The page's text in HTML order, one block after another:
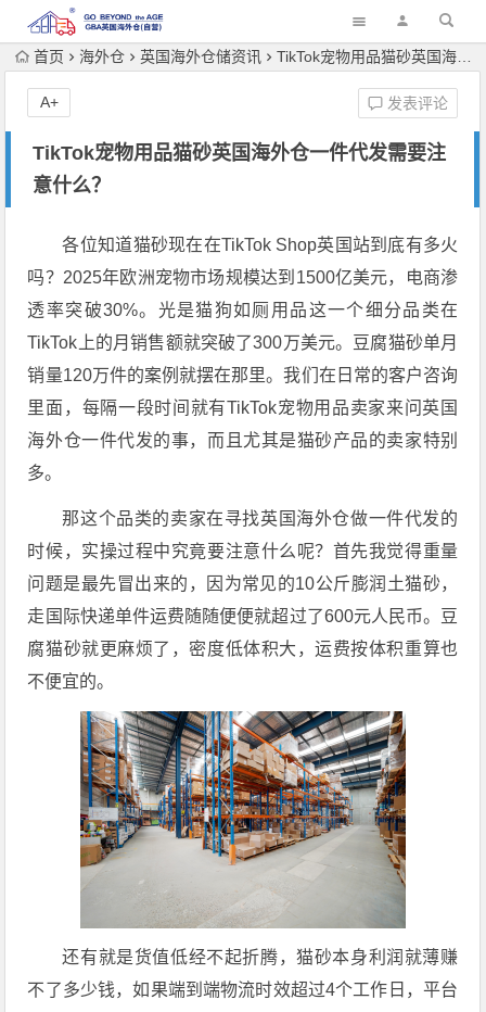
首页 海外仓 英国海外仓储资讯 TikTok宠物用品猫砂英国海外仓一件代发需要注意什么？
TikTok宠物用品猫砂英国海外仓一件代发需要注
意什么？
发表评论
A+
各位知道猫砂现在在TikTok Shop英国站到底有多火
吗？2025年欧洲宠物市场规模达到1500亿美元，电商渗
透率突破30%。光是猫狗如厕用品这一个细分品类在
TikTok上的月销售额就突破了300万美元。豆腐猫砂单月
销量120万件的案例就摆在那里。我们在日常的客户咨询
里面，每隔一段时间就有TikTok宠物用品卖家来问英国
海外仓一件代发的事，而且尤其是猫砂产品的卖家特别
多。
那这个品类的卖家在寻找英国海外仓做一件代发的
时候，实操过程中究竟要注意什么呢？首先我觉得重量
问题是最先冒出来的，因为常见的10公斤膨润土猫砂，
走国际快递单件运费随随便便就超过了600元人民币。豆
腐猫砂就更麻烦了，密度低体积大，运费按体积重算也
不便宜的。
还有就是货值低经不起折腾，猫砂本身利润就薄赚
不了多少钱，如果端到端物流时效超过4个工作日，平台